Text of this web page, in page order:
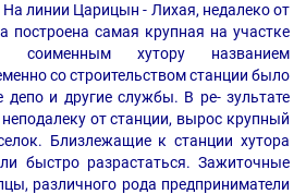
линии Царицын - Лихая, недалеко от
построена самая крупная на участке
соименным хутору названием
со строительством станции было
депо и другие службы. В ре- зультате
неподалеку от станции, вырос крупный
Близлежащие к станции хутора
быстро разрастаться. Зажиточные
различного рода предприниматели